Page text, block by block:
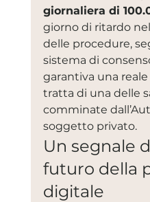
giornaliera di
giorno di ritardo
delle procedure,
sistema di
garantiva una reale
tratta di una delle
comminate
soggetto privato.
Un segnale
futuro della
digitale